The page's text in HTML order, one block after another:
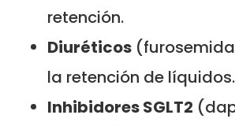
retención.
Diuréticos
la retención de líquidos.
Inhibidores SGLT2